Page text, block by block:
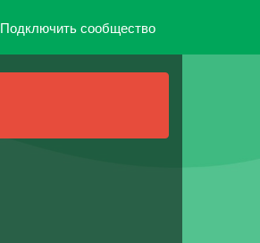
Подключить сообщество